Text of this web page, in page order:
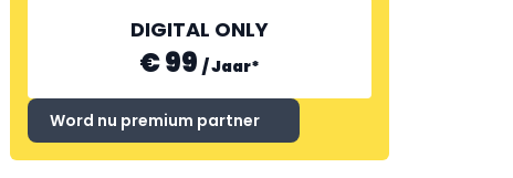
DIGITAL ONLY
€ 99 /Jaar*
Word nu premium partner